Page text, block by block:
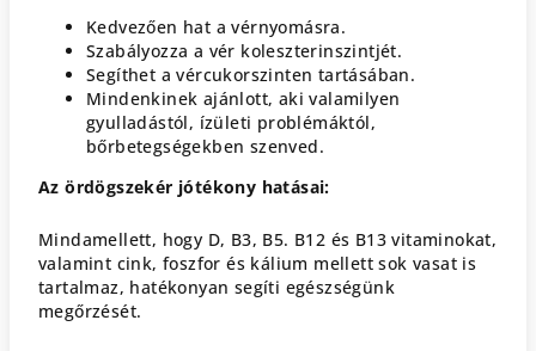
Kedvezően hat a vérnyomásra.
Szabályozza a vér koleszterinszintjét.
Segíthet a vércukorszinten tartásában.
Mindenkinek ajánlott, aki valamilyen
gyulladástól, ízületi problémáktól,
bőrbetegségekben szenved.
Az ördögszekér jótékony hatásai:
Mindamellett, hogy D, B3, B5. B12 és B13 vitaminokat,
valamint cink, foszfor és kálium mellett sok vasat is
tartalmaz, hatékonyan segíti egészségünk
megőrzését.